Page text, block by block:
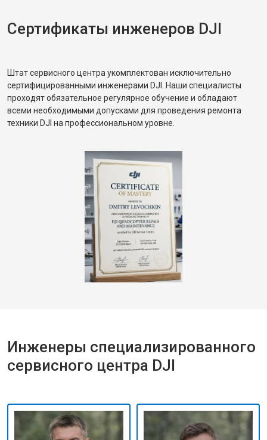
Сертификаты инженеров DJI
Штат сервисного центра укомплектован исключительно
сертифицированными инженерами DJI. Наши специалисты
проходят обязательное регулярное обучение и обладают
всеми необходимыми допусками для проведения ремонта
техники DJI на профессиональном уровне.
Инженеры специализированного
сервисного центра DJI